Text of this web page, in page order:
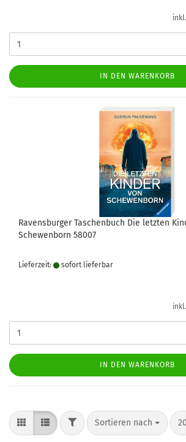
IN DEN WARENKORB
Ravensburger Taschenbuch Die letzten
Schewenborn 58007
Lieferzeit: sofort lie­fer­bar
IN DEN WARENKORB
FILTERSortieren nach
Sortieren nach